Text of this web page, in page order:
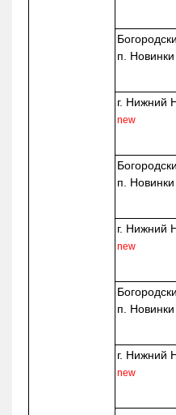
п. Новинки
г. Нижний
new
п. Новинки
г. Нижний
new
п. Новинки
г. Нижний
new